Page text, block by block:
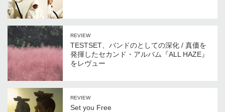
REVIEW
TESTSET、バンドのとしての深化 / 真価を
発揮したセカンド・アルバム『ALL HAZE』
をレヴュー
REVIEW
Set you Free